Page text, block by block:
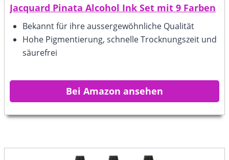
Jacquard Pinata Alcohol Ink Set mit 9 Farben
Bekannt für ihre aussergewöhnliche Qualität
Hohe Pigmentierung, schnelle Trocknungszeit und
säurefrei
Bei Amazon ansehen